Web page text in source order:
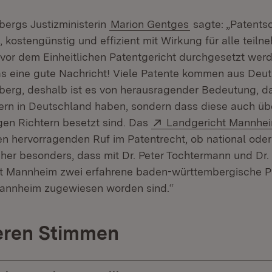
Justizministerin Marion Gentges sagte:
kostengünstig und effizient mit Wirkung für alle
dem Einheitlichen Patentgericht durchgesetzt
eine gute Nachricht! Viele Patente kommen aus
deshalb ist es von herausragender Bedeutung,
in Deutschland haben, sondern dass diese auch
Richtern besetzt sind. Das
Extern:
Landgericht
hervorragenden Ruf im Patentrecht, ob national
besonders, dass mit Dr. Peter Tochtermann und
Mannheim zwei erfahrene baden-württembergische
zugewiesen worden sind.“
Stimmen